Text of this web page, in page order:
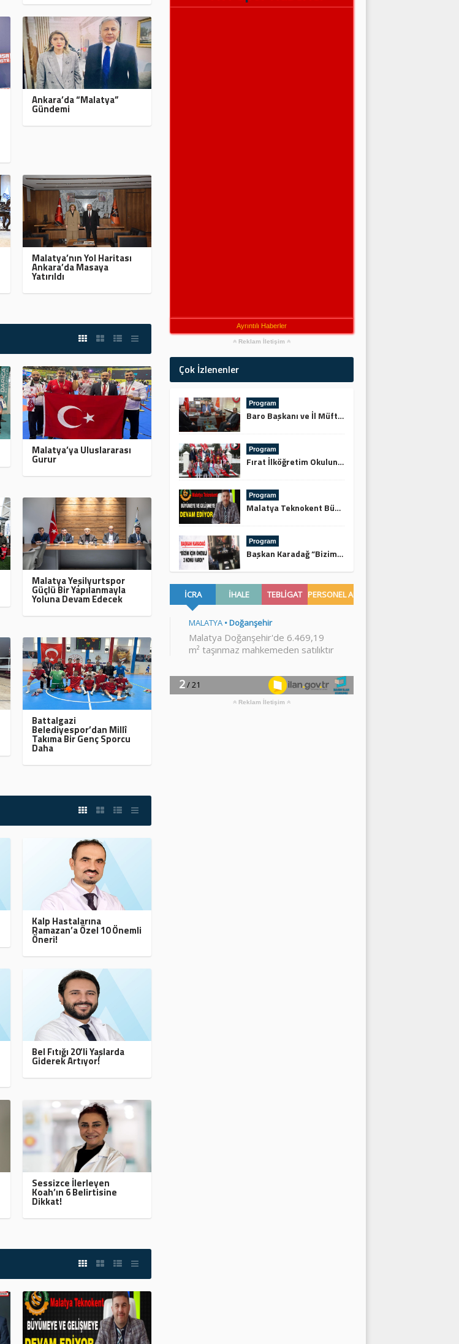
Ankara’da “Malatya”
Gündemi
Malatya’nın Yol Haritası
Ankara’da Masaya
Yatırıldı
Malatya’ya Uluslararası
Gurur
Malatya Yeşilyurtspor
Güçlü Bir Yapılanmayla
Yoluna Devam Edecek
Battalgazi
Belediyespor’dan Millî
Takıma Bir Genç Sporcu
Daha
Kalp Hastalarına
Ramazan’a Özel 10 Önemli
Öneri!
Bel Fıtığı 20’li Yaşlarda
Giderek Artıyor!
Sessizce İlerleyen
Koah’ın 6 Belirtisine
Dikkat!
Ayrıntılı Haberler
Reklam İletişim
Çok İzlenenler
Program
Baro Başkanı ve İl Müftüsünden Keskin’e Ziyaret
Program
Fırat İlköğretim Okulundan Şehitliğe Ziyaret
Program
Malatya Teknokent Büyümeye ve Gelişmeye Devam Ediyor
Program
Başkan Karadağ “Bizim İçin Önemli 3 Konu Vardı”
Reklam İletişim